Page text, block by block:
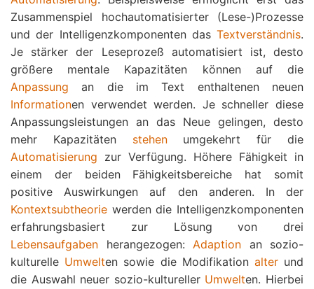
Zusammenspiel hochautomatisierter (Lese-)Prozesse
und der Intelligenzkomponenten das Textverständnis.
Je stärker der Leseprozeß automatisiert ist, desto
größere mentale Kapazitäten können auf die
Anpassung an die im Text enthaltenen neuen
Informationen verwendet werden. Je schneller diese
Anpassungsleistungen an das Neue gelingen, desto
mehr Kapazitäten stehenumgekehrt für die
Automatisierung zur Verfügung. Höhere Fähigkeit in
einem der beiden Fähigkeitsbereiche hat somit
positive Auswirkungen auf den anderen. In der
Kontextsubtheorie werden die Intelligenzkomponenten
erfahrungsbasiert zur Lösung von drei
Lebensaufgaben herangezogen: Adaption an sozio-
kulturelle Umwelten sowie die Modifikation alterund
die Auswahl neuer sozio-kultureller Umwelten. Hierbei